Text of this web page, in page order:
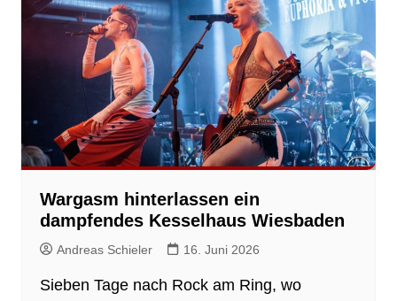
Wargasm hinterlassen ein
dampfendes Kesselhaus Wiesbaden
Andreas Schieler 16. Juni 2026
Sieben Tage nach Rock am Ring, wo